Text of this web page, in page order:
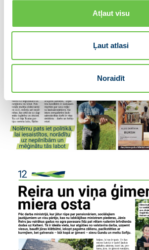
Atļaut visu
Ļaut atlasi
Noraidīt